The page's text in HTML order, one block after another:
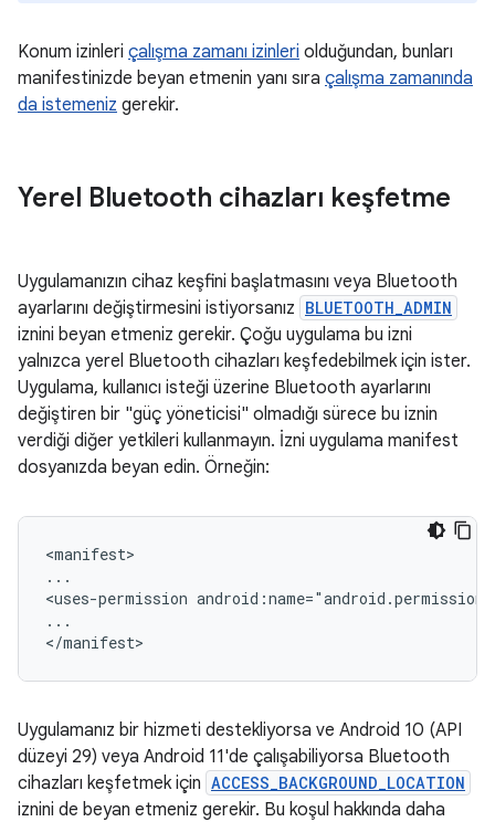
Konum izinleri çalışma zamanı izinleri olduğundan, bunları
manifestinizde beyan etmenin yanı sıra çalışma zamanında
da istemeniz gerekir.
Yerel Bluetooth cihazları keşfetme
Uygulamanızın cihaz keşfini başlatmasını veya Bluetooth
ayarlarını değiştirmesini istiyorsanız BLUETOOTH_ADMIN
iznini beyan etmeniz gerekir. Çoğu uygulama bu izni
yalnızca yerel Bluetooth cihazları keşfedebilmek için ister.
Uygulama, kullanıcı isteği üzerine Bluetooth ayarlarını
değiştiren bir "güç yöneticisi" olmadığı sürece bu iznin
verdiği diğer yetkileri kullanmayın. İzni uygulama manifest
dosyanızda beyan edin. Örneğin:
<manifest>
...
<uses-permission
...
Uygulamanız bir hizmeti destekliyorsa ve Android 10 (API
düzeyi 29) veya Android 11'de çalışabiliyorsa Bluetooth
cihazları keşfetmek için ACCESS_BACKGROUND_LOCATION
iznini de beyan etmeniz gerekir. Bu koşul hakkında daha